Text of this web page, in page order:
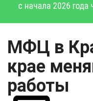
с начала 2026 года
МФЦ в
крае
работы